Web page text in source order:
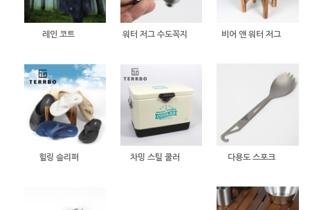
레인 코트 워터 저그 수도꼭지 비어 앤 워터 저그
힐링 슬리퍼 차밍 스틸 쿨러 다용도 스포크